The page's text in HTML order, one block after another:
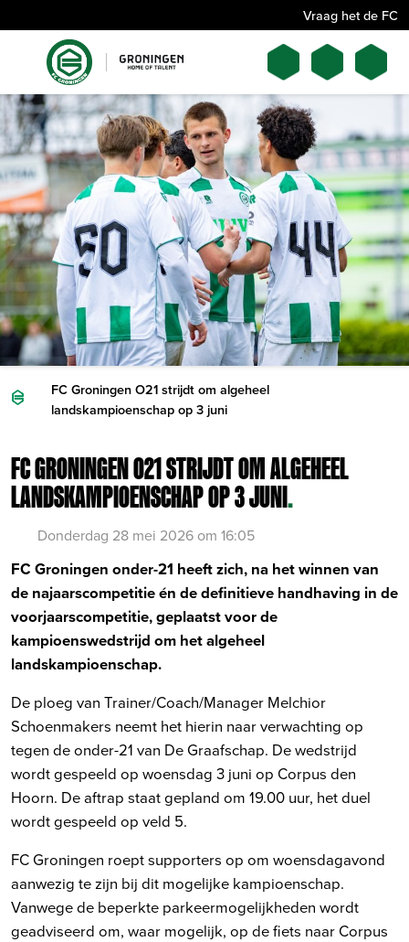
Vraag het de FC
FC Groningen O21 strijdt om algeheel
landskampioenschap op 3 juni
FC GRONINGEN O21 STRIJDT OM ALGEHEEL
LANDSKAMPIOENSCHAP OP 3 JUNI.
Donderdag 28 mei 2026 om 16:05
FC Groningen onder-21 heeft zich, na het winnen van
de najaarscompetitie én de definitieve handhaving in de
voorjaarscompetitie, geplaatst voor de
kampioenswedstrijd om het algeheel
landskampioenschap.
De ploeg van Trainer/Coach/Manager Melchior
Schoenmakers neemt het hierin naar verwachting op
tegen de onder-21 van De Graafschap. De wedstrijd
wordt gespeeld op woensdag 3 juni op Corpus den
Hoorn. De aftrap staat gepland om 19.00 uur, het duel
wordt gespeeld op veld 5.
FC Groningen roept supporters op om woensdagavond
aanwezig te zijn bij dit mogelijke kampioenschap.
Vanwege de beperkte parkeermogelijkheden wordt
geadviseerd om, waar mogelijk, op de fiets naar Corpus